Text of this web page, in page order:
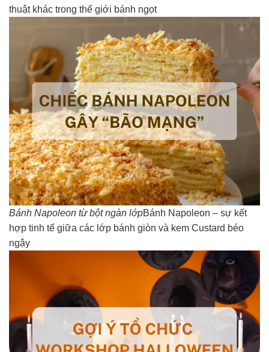
thuật khác trong thế giới bánh ngọt
Bánh Napoleon từ bột ngàn lớpBánh Napoleon – sự kết
hợp tinh tế giữa các lớp bánh giòn và kem Custard béo
ngậy